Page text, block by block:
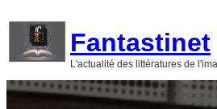
contenu
Fantastinet
L'actualité des littératures de